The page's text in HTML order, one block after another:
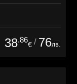
38.86
€ / 76лв.